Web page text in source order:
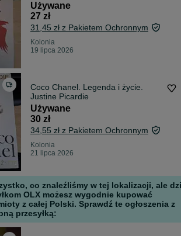
Używane
27 zł
31,45 zł z Pakietem Ochronnym
Kolonia
19 lipca 2026
Coco Chanel. Legenda i życie.
Justine Picardie
Używane
30 zł
34,55 zł z Pakietem Ochronnym
Kolonia
21 lipca 2026
co znaleźliśmy w tej lokalizacji, ale
OLX możesz wygodnie kupować
z całej Polski. Sprawdź te ogłoszenia z
przesyłką: